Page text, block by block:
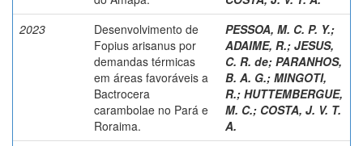
2023
Desenvolvimento de
Fopius arisanus por
demandas térmicas
em áreas favoráveis a
Bactrocera
carambolae no Pará e
Roraima.
PESSOA, M. C. P. Y.;
ADAIME, R.; JESUS,
C. R. de; PARANHOS,
B. A. G.; MINGOTI,
R.; HUTTEMBERGUE,
M. C.; COSTA, J. V. T.
A.